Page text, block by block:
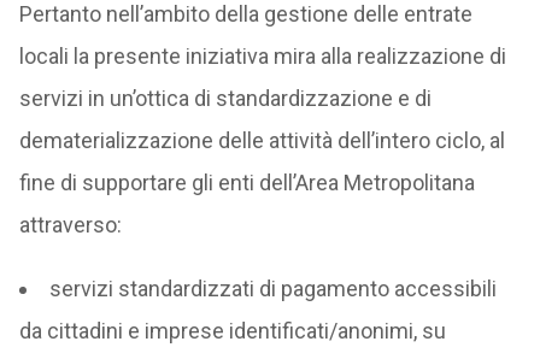
Pertanto nell’ambito della gestione delle entrate
locali la presente iniziativa mira alla realizzazione di
servizi in un’ottica di standardizzazione e di
dematerializzazione delle attività dell’intero ciclo, al
fine di supportare gli enti dell’Area Metropolitana
attraverso:
servizi standardizzati di pagamento accessibili
da cittadini e imprese identificati/anonimi, su